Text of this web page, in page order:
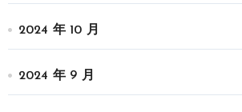
2024 年 10 月
2024 年 9 月